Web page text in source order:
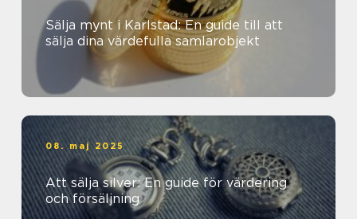
Sälja mynt i Karlstad: En guide till att
sälja dina värdefulla samlarobjekt
08. maj 2025
Att sälja silver: En guide för värdering
och försäljning